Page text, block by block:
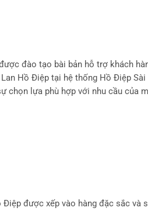
đào tạo bài bản hỗ trợ khách
Hồ Điệp tại hệ thống Hồ Điệp Sài
chọn lựa phù hợp với nhu cầu của
được xếp vào hàng đặc sắc và